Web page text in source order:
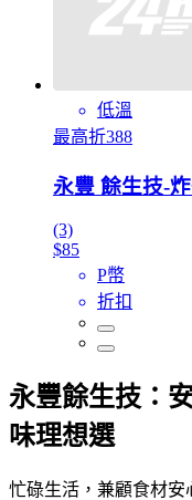
低溫
最高折388
永豐 餘生技-
(3)
$85
P幣
折扣
永豐餘生技：
味理想選
忙碌生活，兼顧食材安